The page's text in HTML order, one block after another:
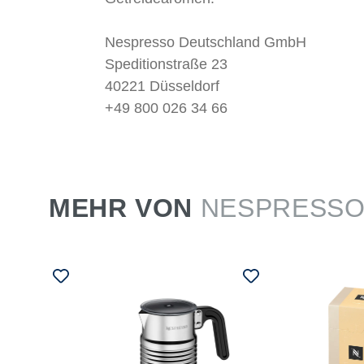
Nespresso Deutschland GmbH
Speditionstraße 23
40221 Düsseldorf
+49 800 026 34 66
MEHR VON